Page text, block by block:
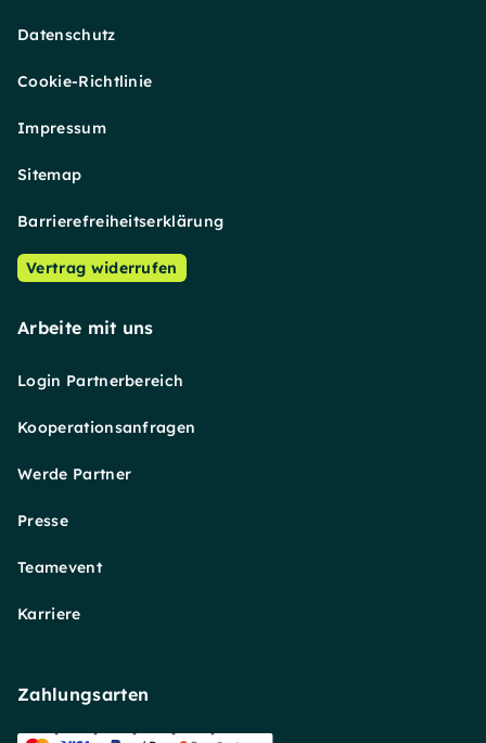
Datenschutz
Cookie-Richtlinie
Impressum
Sitemap
Barrierefreiheitserklärung
Vertrag widerrufen
Arbeite mit uns
Login Partnerbereich
Kooperationsanfragen
Werde Partner
Presse
Teamevent
Karriere
Zahlungsarten